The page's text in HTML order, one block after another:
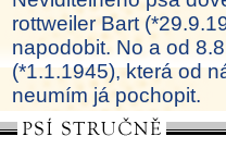
rottweiler Bart
napodobit. No a od
(*1.1.1945), která od
neumím já pochopit.